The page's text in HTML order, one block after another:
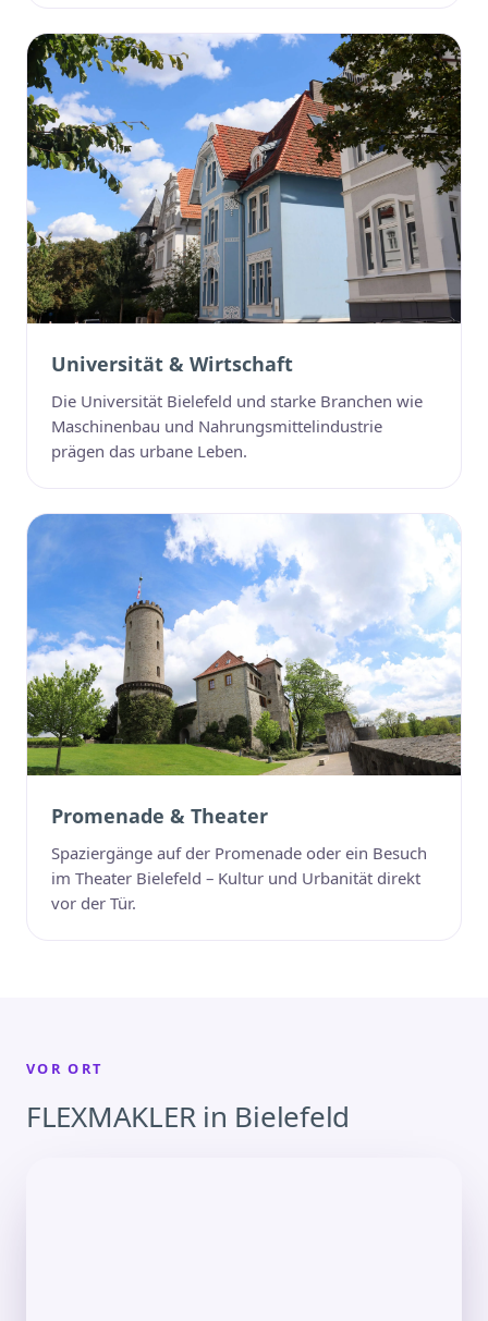
Universität & Wirtschaft
Die Universität Bielefeld und starke Branchen wie
Maschinenbau und Nahrungsmittelindustrie
prägen das urbane Leben.
Promenade & Theater
Spaziergänge auf der Promenade oder ein Besuch
im Theater Bielefeld – Kultur und Urbanität direkt
vor der Tür.
VOR ORT
FLEXMAKLER in Bielefeld